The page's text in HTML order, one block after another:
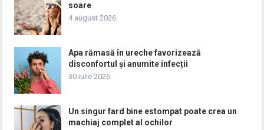
soare
4 august 2026
Apa rămasă în ureche favorizează
disconfortul și anumite infecții
30 iulie 2026
Un singur fard bine estompat poate crea un
machiaj complet al ochilor